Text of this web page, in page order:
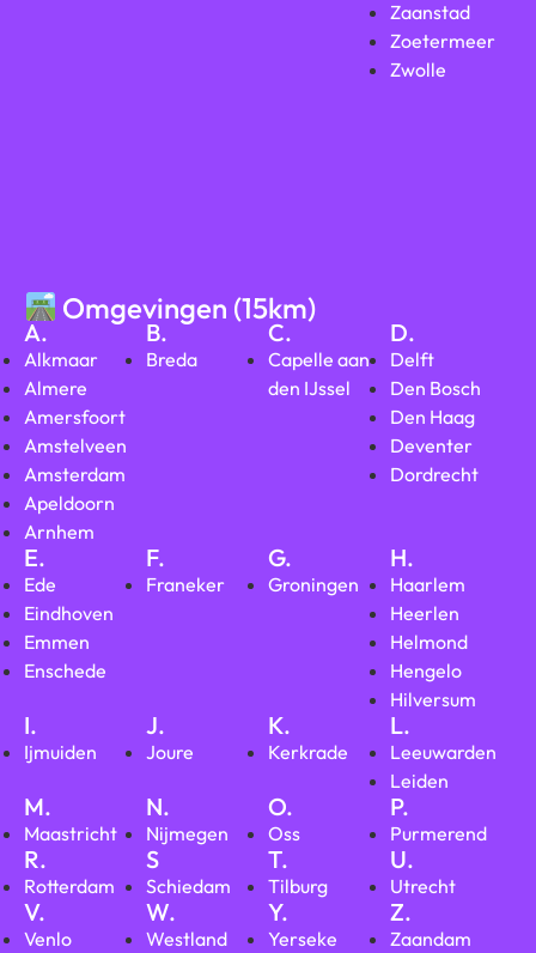
Zaanstad
Zoetermeer
Zwolle
Omgevingen (15km)
A.
Alkmaar
Almere
Amersfoort
Amstelveen
Amsterdam
Apeldoorn
Arnhem
B.
Breda
C.
Capelle aan
den IJssel
D.
Delft
Den Bosch
Den Haag
Deventer
Dordrecht
E.
Ede
Eindhoven
Emmen
Enschede
F.
Franeker
G.
Groningen
H.
Haarlem
Heerlen
Helmond
Hengelo
Hilversum
I.
Ijmuiden
J.
Joure
K.
Kerkrade
L.
Leeuwarden
Leiden
M.
Maastricht
N.
Nijmegen
O.
Oss
P.
Purmerend
R.
Rotterdam
S
Schiedam
T.
Tilburg
U.
Utrecht
V.
Venlo
W.
Westland
Y.
Yerseke
Z.
Zaandam